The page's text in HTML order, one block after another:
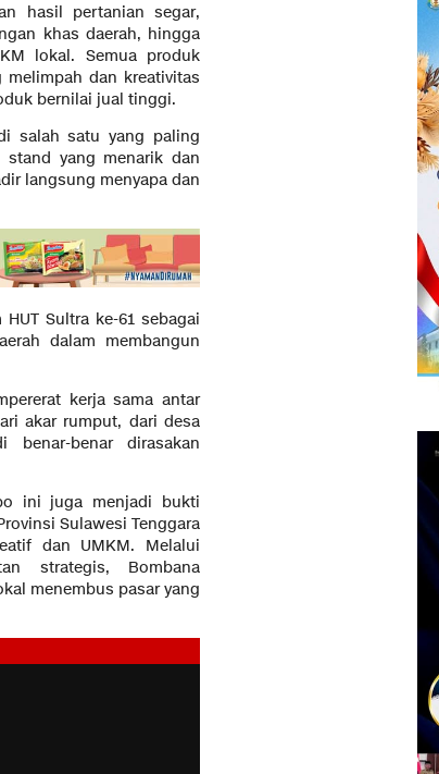
hasil pertanian segar,
khas daerah, hingga
lokal. Semua produk
melimpah dan kreativitas
bernilai jual tinggi.
salah satu yang paling
yang menarik dan
langsung menyapa dan
Sultra ke-61 sebagai
dalam membangun
kerja sama antar
akar rumput, dari desa
benar dirasakan
ini juga menjadi bukti
Sulawesi Tenggara
dan UMKM. Melalui
strategis, Bombana
menembus pasar yang